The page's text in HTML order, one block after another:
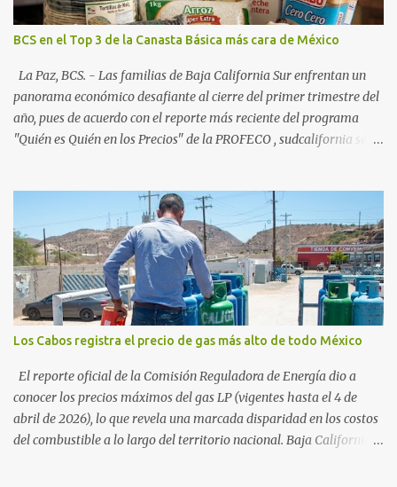
creciente en el turismo de naturaleza. Le siguen destinos
consolidados y emergentes: Los Cabos: 72% promedio (esperando
picos del 79% en Año Nuevo). La Paz: 66%. Loreto: 58%. Mulegé:
54%. "Estamos viendo un fenómeno de diversificación. Ya no solo
vienen por el lujo de Los Cabos, sino por la aut...
BCS en el Top 3 de la Canasta Básica más cara de México
La Paz, BCS. - Las familias de Baja California Sur enfrentan un
panorama económico desafiante al cierre del primer trimestre del
año, pues de acuerdo con el reporte más reciente del programa
"Quién es Quién en los Precios" de la PROFECO , sudcalifornia se
datos correspondientes al cierre de marzo y la primera semana de
abril revelan que adquirir el paquete de los 24 productos
esenciales alcanzó un precio de 942.50 pesos en la ciudad de La Paz
. Este monto fue detectado específicamente en el establecimiento
Bodega Aurrera ubicado en el fraccionamiento Camino Real,
superando la barrera de los 910 pesos establecida como meta por
el gobierno federal en el Paquete Contra la Inflación y la Carestía
(PACIC). Dentro del análisis por zonas geográficas, la entidad se
ubica en la región Centro-Norte , que comparte con estados como
Aguascaliente...
Los Cabos registra el precio de gas más alto de todo México
El reporte oficial de la Comisión Reguladora de Energía dio a
conocer los precios máximos del gas LP (vigentes hasta el 4 de
abril de 2026), lo que revela una marcada disparidad en los costos
del combustible a lo largo del territorio nacional. Baja California